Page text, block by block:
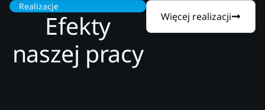
Realizacje
Efekty
naszej pracy
Więcej realizacji